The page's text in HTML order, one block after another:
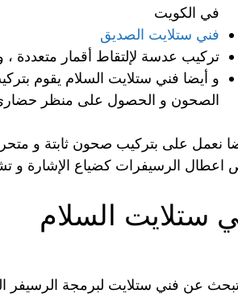
في الكويت
فني ستلايت الصديق
تركيب عدسة لإلتقاط أقمار متعددة
و أيضا فني ستلايت السلام يقوم
الصحون و الحصول على منظر
نعمل على بتركيب صحون ثابتة و
الرسيفرات كضياع الإشارة و
ستلايت السلام
عن فني ستلايت لبرمجة الرسيفر